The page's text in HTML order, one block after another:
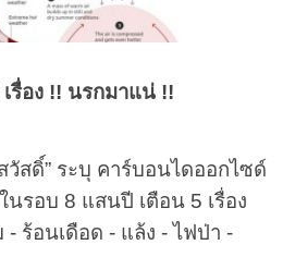
รื่อง !! นรกมาแน่ !!
วัสดิ์” ระบุ คาร์บอนไดออกไซด์
นรอบ 8 แสนปี เตือน 5 เรื่อง
ร้อนเดือด - แล้ง - ไฟป่า -